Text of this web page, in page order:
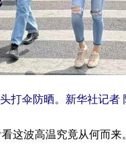
打伞防晒。新华社记者
波高温究竟从何而来